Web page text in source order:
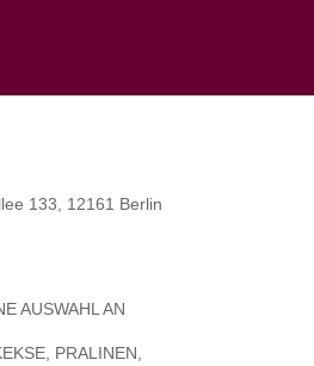
133, 12161 Berlin
AUSWAHL AN
PRALINEN,